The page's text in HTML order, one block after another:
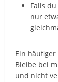
Falls
nur
Ein
Bleibe bei
und nicht